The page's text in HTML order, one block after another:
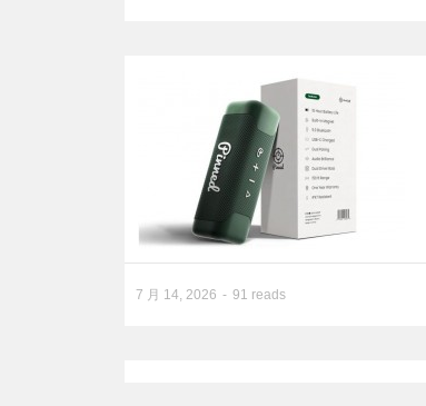
7 月 14, 2026 91 reads